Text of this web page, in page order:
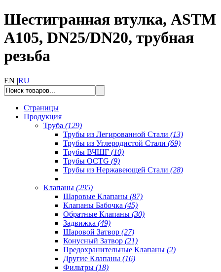
Шестигранная втулка, ASTM
A105, DN25/DN20, трубная
резьба
EN |RU
Страницы
Продукция
Труба (129)
Трубы из Легированной Стали (13)
Трубы из Углеродистой Стали (69)
Трубы ВЧШГ (10)
Трубы OCTG (9)
Трубы из Нержавеющей Стали (28)
Клапаны (295)
Шаровые Клапаны (87)
Клапаны Бабочка (45)
Обратные Клапаны (30)
Задвижка (49)
Шаровой Затвор (27)
Конусный Затвор (21)
Предохранительные Клапаны (2)
Другие Клапаны (16)
Фильтры (18)